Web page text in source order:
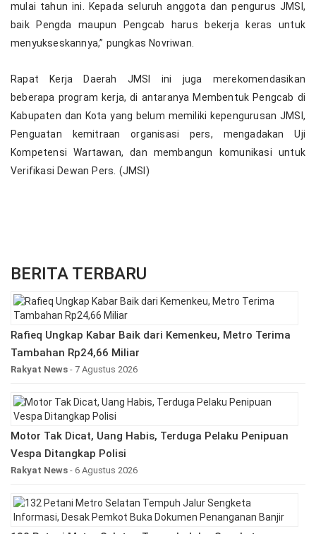
mulai tahun ini. Kepada seluruh anggota dan pengurus JMSI,
baik Pengda maupun Pengcab harus bekerja keras untuk
menyukseskannya,” pungkas Novriwan.
Rapat Kerja Daerah JMSI ini juga merekomendasikan
beberapa program kerja, di antaranya Membentuk Pengcab di
Kabupaten dan Kota yang belum memiliki kepengurusan JMSI,
Penguatan kemitraan organisasi pers, mengadakan Uji
Kompetensi Wartawan, dan membangun komunikasi untuk
Verifikasi Dewan Pers. (JMSI)
BERITA TERBARU
Rafieq Ungkap Kabar Baik dari Kemenkeu, Metro Terima
Tambahan Rp24,66 Miliar
Rakyat News - 7 Agustus 2026
Motor Tak Dicat, Uang Habis, Terduga Pelaku Penipuan
Vespa Ditangkap Polisi
Rakyat News - 6 Agustus 2026